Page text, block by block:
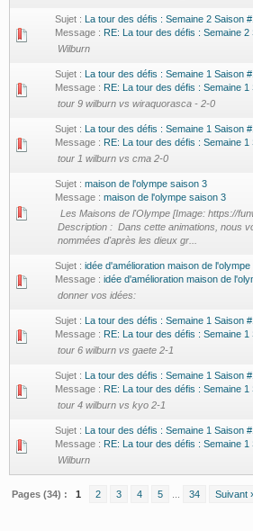
Sujet : La tour des défis : Semaine 2 Saison
Message : RE: La tour des défis : Semaine 2
Wilburn
Sujet : La tour des défis : Semaine 1 Saison
Message : RE: La tour des défis : Semaine 1
tour 9 wilburn vs wiraquorasca - 2-0
Sujet : La tour des défis : Semaine 1 Saison
Message : RE: La tour des défis : Semaine 1
tour 1 wilburn vs cma 2-0
Sujet : maison de l'olympe saison 3
Message : maison de l'olympe saison 3
Les Maisons de l'Olympe [Image: https://
Description : Dans cette animations, nous
nommées d'après les dieux gr...
Sujet : idée d'amélioration maison de l'olympe
Message : idée d'amélioration maison de
donner vos idées:
Sujet : La tour des défis : Semaine 1 Saison
Message : RE: La tour des défis : Semaine 1
tour 6 wilburn vs gaete 2-1
Sujet : La tour des défis : Semaine 1 Saison
Message : RE: La tour des défis : Semaine 1
tour 4 wilburn vs kyo 2-1
Sujet : La tour des défis : Semaine 1 Saison
Message : RE: La tour des défis : Semaine 1
Wilburn
Pages (34) : 1 2 3 4 5 34 Suivant